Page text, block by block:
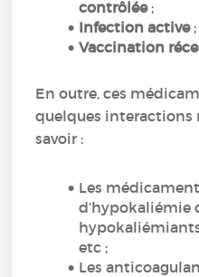
contrôlée;
Infection active;
Vaccination
En outre, ces
quelques interactions
savoir :
Les
d’hypokaliémie
etc ;
Les